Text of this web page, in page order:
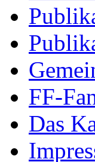
FF-
Das